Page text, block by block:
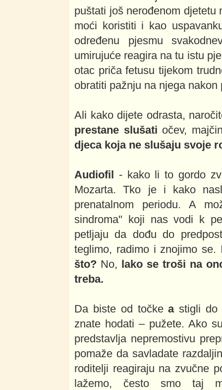
puštati još nerođenom
moći koristiti i kao
određenu pjesmu
umirujuće reagira na tu istu
otac priča fetusu tijekom
obratiti pažnju na njega nakon
Ali kako dijete odrasta,
prestane slušati očev,
djeca koja ne slušaju svoje
Audiofil - kako li to gordo
Mozarta. Tko je i kako
prenatalnom periodu. A
sindroma" koji nas vodi k
petljaju da dođu do
teglimo, radimo i znojimo
što? No, lako se troši na
treba.
Da biste od točkeastigli do
znate hodati – pužete. Ako
predstavlja nepremostivu
pomaže da savladate
roditelji reagiraju na zvučne
lažemo, često smo taj